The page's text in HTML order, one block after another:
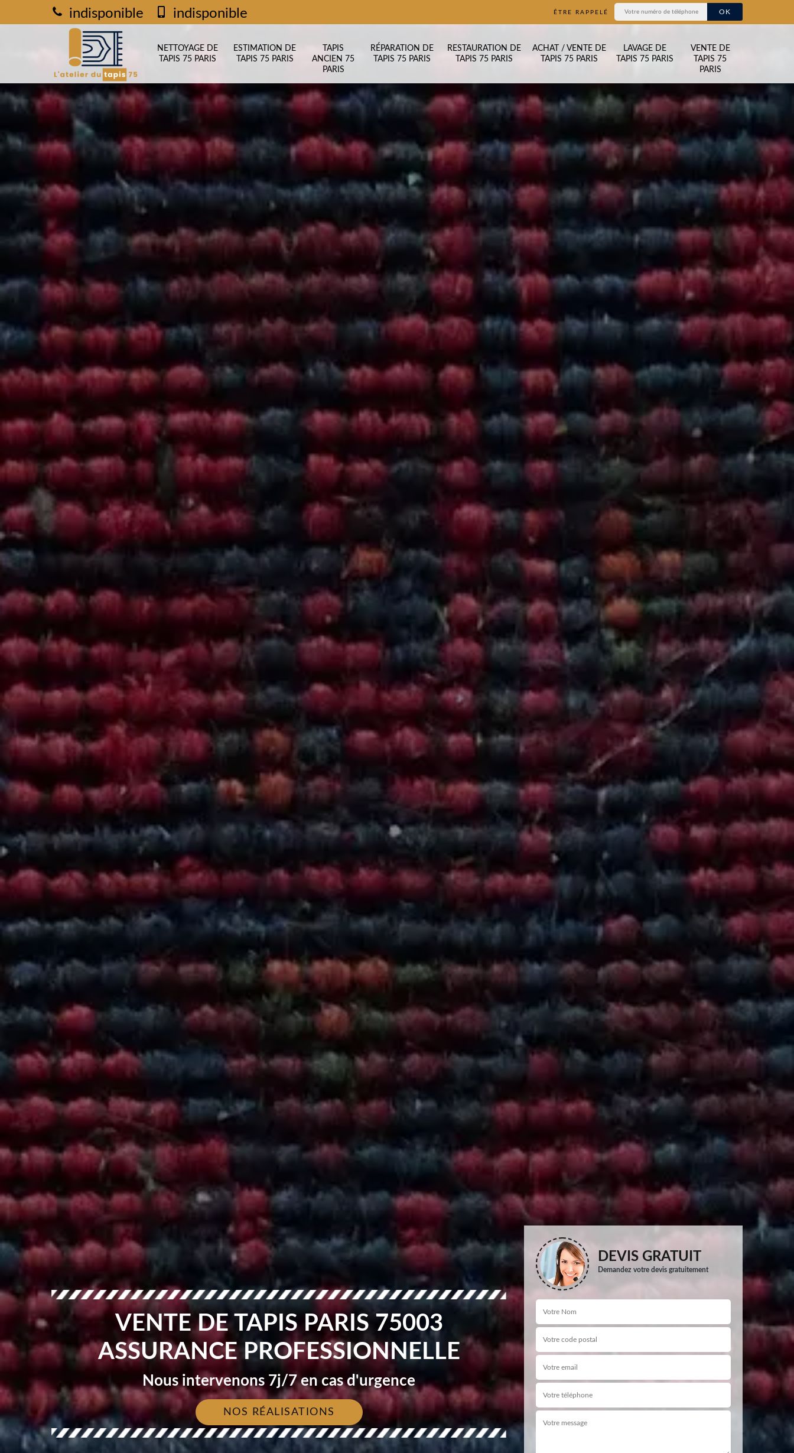
indisponible indisponible ÊTRE RAPPELÉ
NETTOYAGE DE
TAPIS 75 PARIS
ESTIMATION DE
TAPIS 75 PARIS
TAPIS
ANCIEN 75
PARIS
RÉPARATION DE
TAPIS 75 PARIS
RESTAURATION DE
TAPIS 75 PARIS
ACHAT / VENTE DE
TAPIS 75 PARIS
LAVAGE DE
TAPIS 75 PARIS
VENTE DE
TAPIS 75
PARIS
VENTE DE TAPIS PARIS 75003
ASSURANCE PROFESSIONNELLE
Nous intervenons 7j/7 en cas d'urgence
NOS RÉALISATIONS
DEVIS GRATUIT
Demandez votre devis gratuitement